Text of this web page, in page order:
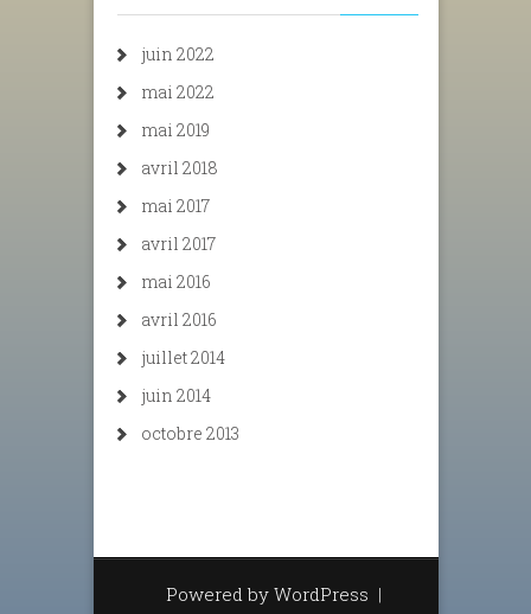
juin 2022
mai 2022
mai 2019
avril 2018
mai 2017
avril 2017
mai 2016
avril 2016
juillet 2014
juin 2014
octobre 2013
Powered by WordPress |